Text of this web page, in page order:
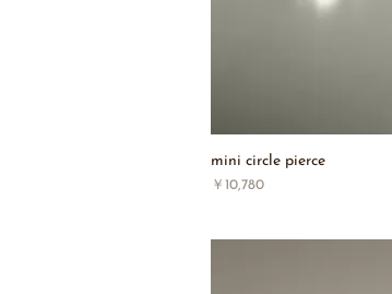
mini circle pierce
価格
￥10,780